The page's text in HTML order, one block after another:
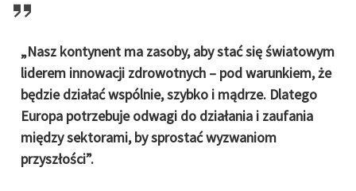
„Nasz kontynent ma zasoby, aby stać się światowym
liderem innowacji zdrowotnych – pod warunkiem, że
będzie działać wspólnie, szybko i mądrze. Dlatego
Europa potrzebuje odwagi do działania i zaufania
między sektorami, by sprostać wyzwaniom
przyszłości”.